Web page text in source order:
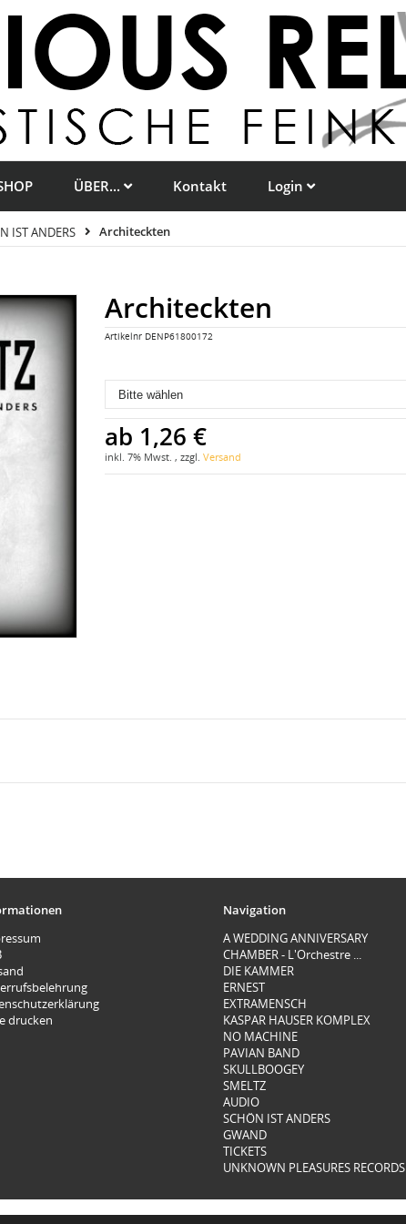
ÜBER... Kontakt Login
IST ANDERS Architeckten
Architeckten
Artikelnr DENP61800172
ab 1,26 €
inkl. 7% Mwst. , zzgl. Versand
drucken
Navigation
A WEDDING ANNIVERSARY
CHAMBER - L'Orchestre ...
DIE KAMMER
ERNEST
EXTRAMENSCH
KASPAR HAUSER KOMPLEX
NO MACHINE
PAVIAN BAND
SKULLBOOGEY
SMELTZ
AUDIO
SCHÖN IST ANDERS
GWAND
TICKETS
UNKNOWN PLEASURES RECORDS